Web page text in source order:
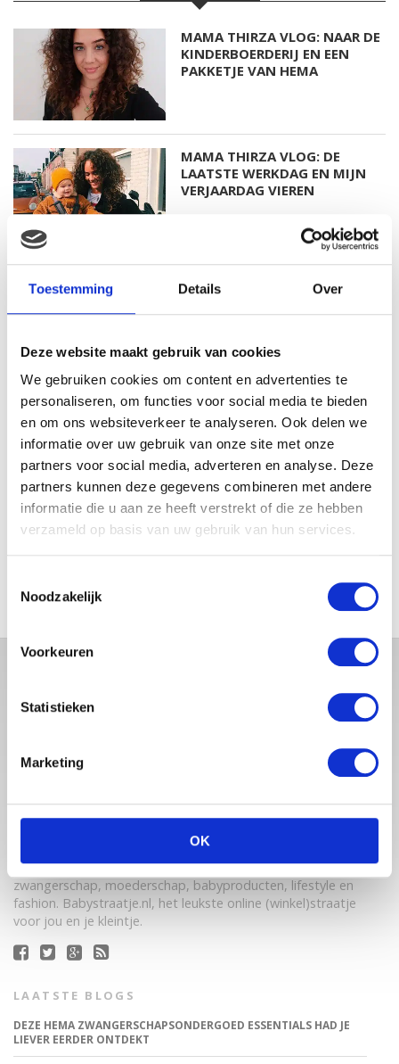
Toestemming Details Over
Deze website maakt gebruik van cookies
We gebruiken cookies om content en advertenties te
personaliseren, om functies voor social media te bieden
en om ons websiteverkeer te analyseren. Ook delen we
informatie over uw gebruik van onze site met onze
partners voor social media, adverteren en analyse. Deze
partners kunnen deze gegevens combineren met andere
informatie die u aan ze heeft verstrekt of die ze hebben
verzameld op basis van uw gebruik van hun services.
Noodzakelijk
Voorkeuren
Statistieken
Marketing
OK
MAMA THIRZA VLOG: NAAR DE
KINDERBOERDERIJ EN EEN
PAKKETJE VAN HEMA
MAMA THIRZA VLOG: DE
LAATSTE WERKDAG EN MIJN
VERJAARDAG VIEREN
FEEST, WANT REBEL IS JARIG!
MAMA THIRZA VLOG: OP
VAKANTIE & TWEE ZIEKE
KINDEREN
MAMA CARMEN VLOG:
SCHOLEN ZIJN WEER
Babystraatje.nl is een uniek platform voor aanstaande en
jonge moeders. Een online ontmoetingsplek vol
inspirerende blogs en handige artikelen op het gebied van
zwangerschap, moederschap, babyproducten, lifestyle en
fashion. Babystraatje.nl, het leukste online (winkel)straatje
voor jou en je kleintje.
LAATSTE BLOGS
DEZE HEMA ZWANGERSCHAPSONDERGOED ESSENTIALS HAD JE
LIEVER EERDER ONTDEKT